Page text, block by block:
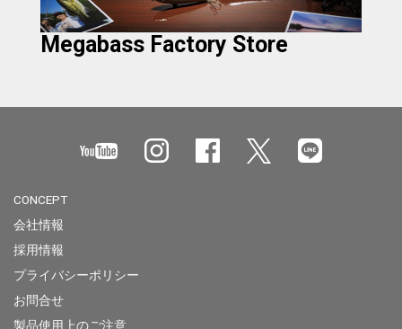
Megabass Factory Store
CONCEPT
会社情報
採用情報
プライバシーポリシー
お問合せ
製品使用上のご注意